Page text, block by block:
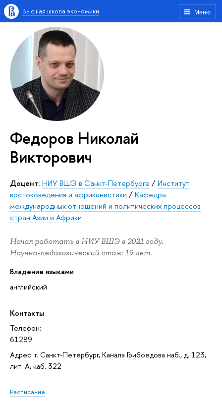
Меню
Высшая школа экономики
Федоров Николай
Викторович
Доцент: НИУ ВШЭ в Санкт-Петербурге /Институт
востоковедения и африканистики /Кафедра
международных отношений и политических процессов
стран Азии и Африки
Начал работать в НИУ ВШЭ в 2021 году.
Научно-педагогический стаж: 19 лет.
Владение языками
английский
Контакты
Телефон:
61289
Адрес: г. Санкт-Петербург, Канала Грибоедова наб., д. 123,
лит. А, каб. 322
Расписание